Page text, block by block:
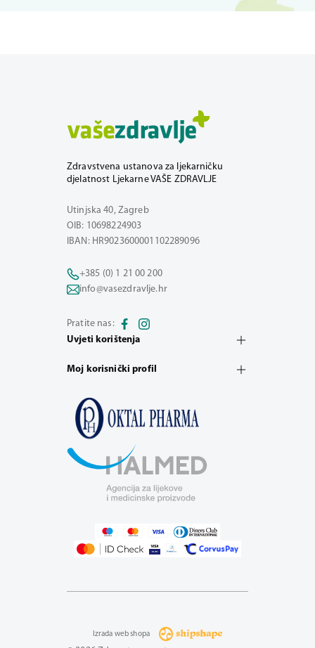
Zdravstvena ustanova za ljekarničku
djelatnost Ljekarne VAŠE ZDRAVLJE
Utinjska 40, Zagreb
OIB: 10698224903
IBAN: HR9023600001102289096
+385 (0) 1 21 00 200
info@vasezdravlje.hr
Pratite nas:
Uvjeti korištenja
Moj korisnički profil
Izrada web shopa